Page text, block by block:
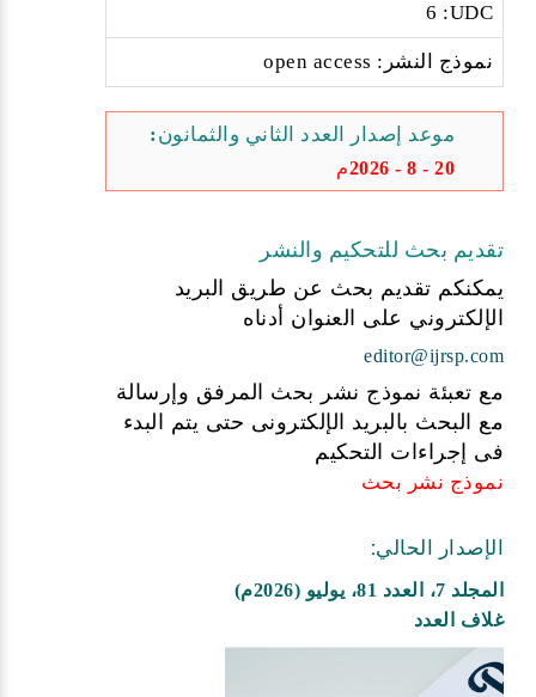
6 :UDC
نموذج النشر: open access
موعد إصدار العدد الثاني والثمانون:
20 - 8 - 2026م
تقديم بحث للتحكيم والنشر
يمكنكم تقديم بحث عن طريق البريد
الإلكتروني على العنوان أدناه
editor@ijrsp.com
مع تعبئة نموذج نشر بحث المرفق وإرسالة
مع البحث بالبريد الإلكترونى حتى يتم البدء
فى إجراءات التحكيم
نموذج نشر بحث
الإصدار الحالي:
المجلد 7، العدد 81، يوليو (2026م)
غلاف العدد